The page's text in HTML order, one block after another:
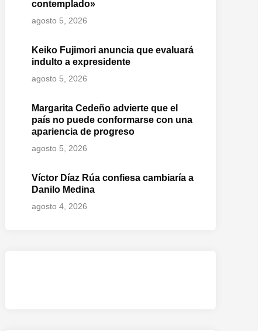
contemplado»
agosto 5, 2026
Keiko Fujimori anuncia que evaluará
indulto a expresidente
agosto 5, 2026
Margarita Cedeño advierte que el
país no puede conformarse con una
apariencia de progreso
agosto 5, 2026
Víctor Díaz Rúa confiesa cambiaría a
Danilo Medina
agosto 4, 2026